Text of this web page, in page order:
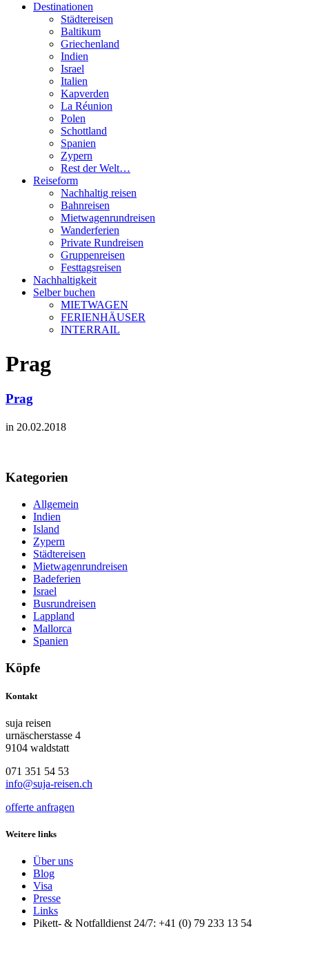
Destinationen
Städtereisen
Baltikum
Griechenland
Indien
Israel
Italien
Kapverden
La Réunion
Polen
Schottland
Spanien
Zypern
Rest der Welt…
Reiseform
Nachhaltig reisen
Bahnreisen
Mietwagenrundreisen
Wanderferien
Private Rundreisen
Gruppenreisen
Festtagsreisen
Nachhaltigkeit
Selber buchen
MIETWAGEN
FERIENHÄUSER
INTERRAIL
Prag
Prag
in 20.02.2018
Kategorien
Allgemein
Indien
Island
Zypern
Städtereisen
Mietwagenrundreisen
Badeferien
Israel
Busrundreisen
Lappland
Mallorca
Spanien
Köpfe
Kontakt
suja reisen
urnäscherstasse 4
9104 waldstatt
071 351 54 53
info@suja-reisen.ch
offerte anfragen
Weitere links
Über uns
Blog
Visa
Presse
Links
Pikett- & Notfalldienst 24/7: +41 (0) 79 233 13 54